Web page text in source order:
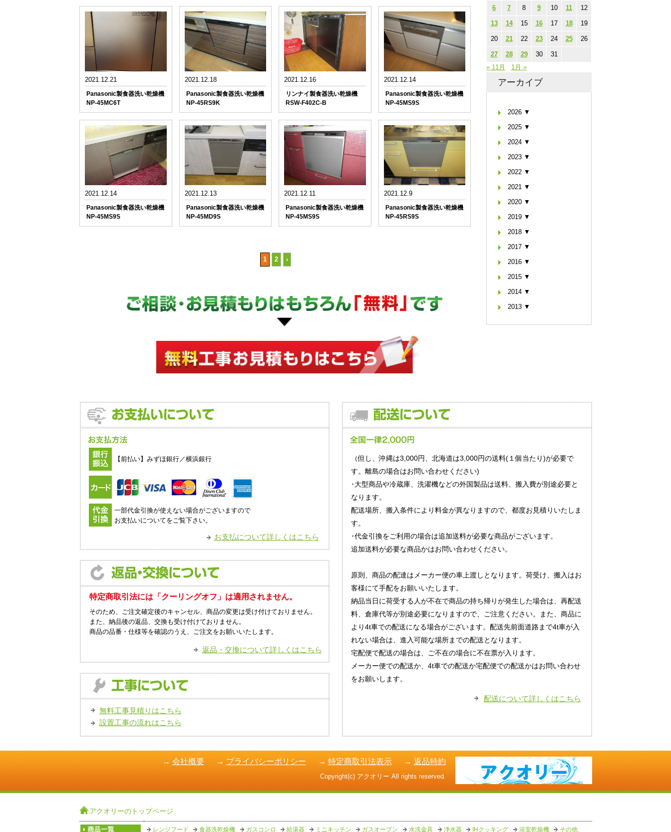
2021.12.21
Panasonic製食器洗い乾燥機
NP-45MC6T
2021.12.18
Panasonic製食器洗い乾燥機
NP-45RS9K
2021.12.16
リンナイ製食器洗い乾燥機
RSW-F402C-B
2021.12.14
Panasonic製食器洗い乾燥機
NP-45MS9S
2021.12.14
Panasonic製食器洗い乾燥機
NP-45MS9S
2021.12.13
Panasonic製食器洗い乾燥機
NP-45MD9S
2021.12.11
Panasonic製食器洗い乾燥機
NP-45MS9S
2021.12.9
Panasonic製食器洗い乾燥機
NP-45RS9S
1 2 ›
6 7 8 9 10 11 12
13 14 15 16 17 18 19
20 21 22 23 24 25 26
27 28 29 30
31
« 11月
1月 »
アーカイブ
2026 ▼
2025 ▼
2024 ▼
2023 ▼
2022 ▼
2021 ▼
2020 ▼
2019 ▼
2018 ▼
2017 ▼
2016 ▼
2015 ▼
2014 ▼
2013 ▼
【前払い】みずほ銀行／横浜銀行
一部代金引換が使えない場合がございますので
お支払いについてをご覧下さい。
お支払について詳しくはこちら
特定商取引法には「クーリングオフ」は適用されません。
そのため、ご注文確定後のキャンセル、商品の変更は受け付けておりません。
また、納品後の返品、交換も受け付けておりません。
商品の品番・仕様等を確認のうえ、ご注文をお願いいたします。
返品・交換について詳しくはこちら
無料工事見積りはこちら
設置工事の流れはこちら
（但し、沖縄は3,000円、北海道は3,000円の送料(１個当たり)が必要で
す。離島の場合はお問い合わせください)
･大型商品や冷蔵庫、洗濯機などの外国製品は送料、搬入費が別途必要と
なります。
配送場所、搬入条件により料金が異なりますので、都度お見積りいたしま
す。
･代金引換をご利用の場合は追加送料が必要な商品がございます。
追加送料が必要な商品かはお問い合わせください。
原則、商品の配達はメーカー便の車上渡しとなります。荷受け、搬入はお
客様にて手配をお願いいたします。
納品当日に荷受する人が不在で商品の持ち帰りが発生した場合は、再配送
料、倉庫代等が別途必要になりますので、ご注意ください。また、商品に
より4t車での配送になる場合がございます。配送先前面道路まで4t車が入
れない場合は、進入可能な場所までの配送となります。
宅配便で配送の場合は、ご不在の場合に不在票が入ります。
メーカー便での配送か、4t車での配送か宅配便での配送かはお問い合わせ
をお願いします。
配送について詳しくはこちら
→ 返品特約
→ 特定商取引法表示
→ プライバシーポリシー
→ 会社概要
Copyright(c) アクオリー All rights reserved.
アクオリーのトップページ
レンジフード 食器洗乾燥機 ガスコンロ 給湯器 ミニキッチン ガスオーブン 水洗金具 浄水器 IHクッキング 浴室乾燥機 その他